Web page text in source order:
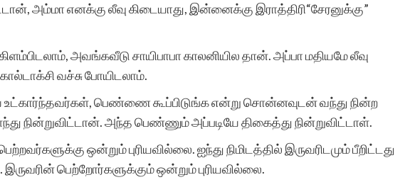
அம்மா எனக்கு லீவு கிடையாது, இன்னைக்கு இராத்திரி“சேரனுக்கு”
அவங்கவீடு சாயிபாபா காலனியில தான். அப்பா மதியமே லீவு
வச்சு போயிடலாம்.
உட்கார்ந்தவர்கள், பெண்ணை கூப்பிடுங்க என்று சொன்னவுடன் வந்து நின்ற
நின்றுவிட்டான். அந்த பெண்ணும் அப்படியே திகைத்து நின்றுவிட்டாள்.
ஒன்றும் புரியவில்லை. ஐந்து நிமிடத்தில் இருவரிடமும் பீறிட்டது
இருவரின் பெற்றோர்களுக்கும் ஒன்றும் புரியவில்லை.